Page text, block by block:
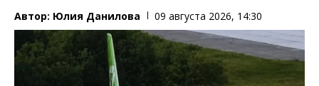
Автор: Юлия Данилова 09 августа 2026, 14:30